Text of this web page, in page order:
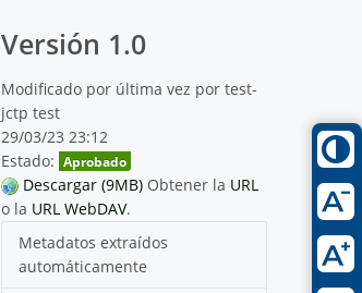
Versión 1.0
Modificado por última vez por test-
jctp test
29/03/23 23:12
Estado: Aprobado
Descargar (9MB) Obtener la URL
o la URL WebDAV.
Metadatos extraídos
automáticamente